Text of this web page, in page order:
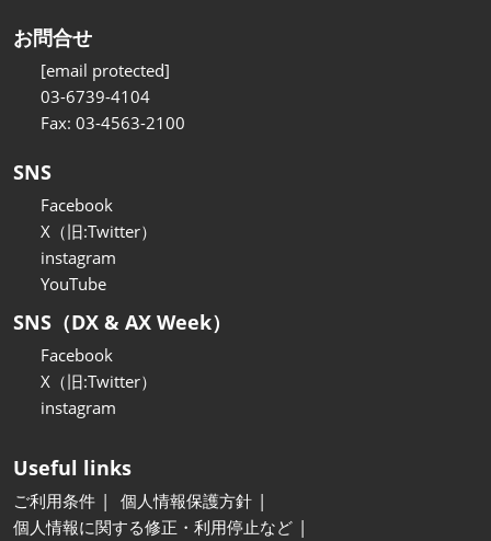
お問合せ
[email protected]
03-6739-4104
Fax: 03-4563-2100
SNS
Facebook
X（旧:Twitter）
instagram
YouTube
SNS（DX & AX Week）
Facebook
X（旧:Twitter）
instagram
Useful links
ご利用条件
個人情報保護方針
個人情報に関する修正・利用停止など